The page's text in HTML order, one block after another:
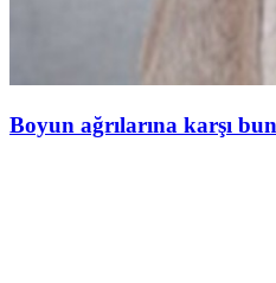
Boyun ağrılarına karşı